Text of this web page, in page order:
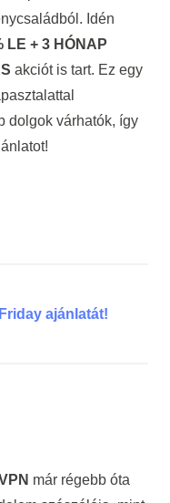
Idén
LE + 3 HÓNAP
akciót is tart. Ez egy
dolgok várhatók, így
ajánlatát!
már régebb óta